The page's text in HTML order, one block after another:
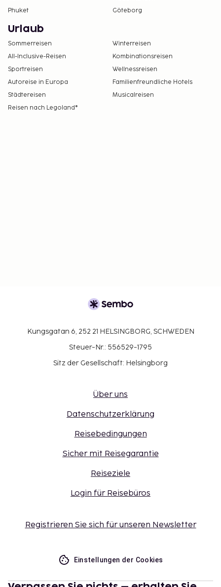
Phuket
Göteborg
Urlaub
Sommerreisen
Winterreisen
All-Inclusive-Reisen
Kombinationsreisen
Sportreisen
Wellnessreisen
Autoreise in Europa
Familienfreundliche Hotels
Städtereisen
Musicalreisen
Reisen nach Legoland®
Kungsgatan 6, 252 21 HELSINGBORG, SCHWEDEN
Steuer-Nr.: 556529-1795
Sitz der Gesellschaft: Helsingborg
Über uns
Datenschutzerklärung
Reisebedingungen
Sicher mit Reisegarantie
Reiseziele
Login für Reisebüros
Registrieren Sie sich für unseren Newsletter
Einstellungen der Cookies